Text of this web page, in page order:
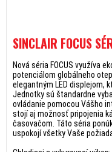
SINCLAIR FOCUS
Nová séria FOCUS využíva
potenciálom globálneho
elegantným LED displejom,
Jednotky sú štandardne
ovládanie pomocou Vášho
stojí aj možnosť pripojenia
časovačom. Táto séria
uspokojí všetky Vaše